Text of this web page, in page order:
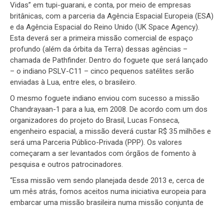
Vidas” em tupi-guarani, e conta, por meio de empresas
britânicas, com a parceria da Agência Espacial Europeia (ESA)
e da Agência Espacial do Reino Unido (UK Space Agency).
Esta deverá ser a primeira missão comercial de espaço
profundo (além da órbita da Terra) dessas agências –
chamada de Pathfinder. Dentro do foguete que será lançado
– o indiano PSLV-C11 – cinco pequenos satélites serão
enviadas à Lua, entre eles, o brasileiro.
O mesmo foguete indiano enviou com sucesso a missão
Chandrayaan-1 para a lua, em 2008. De acordo com um dos
organizadores do projeto do Brasil, Lucas Fonseca,
engenheiro espacial, a missão deverá custar R$ 35 milhões e
será uma Parceria Público-Privada (PPP). Os valores
começaram a ser levantados com órgãos de fomento à
pesquisa e outros patrocinadores.
“Essa missão vem sendo planejada desde 2013 e, cerca de
um mês atrás, fomos aceitos numa iniciativa europeia para
embarcar uma missão brasileira numa missão conjunta de